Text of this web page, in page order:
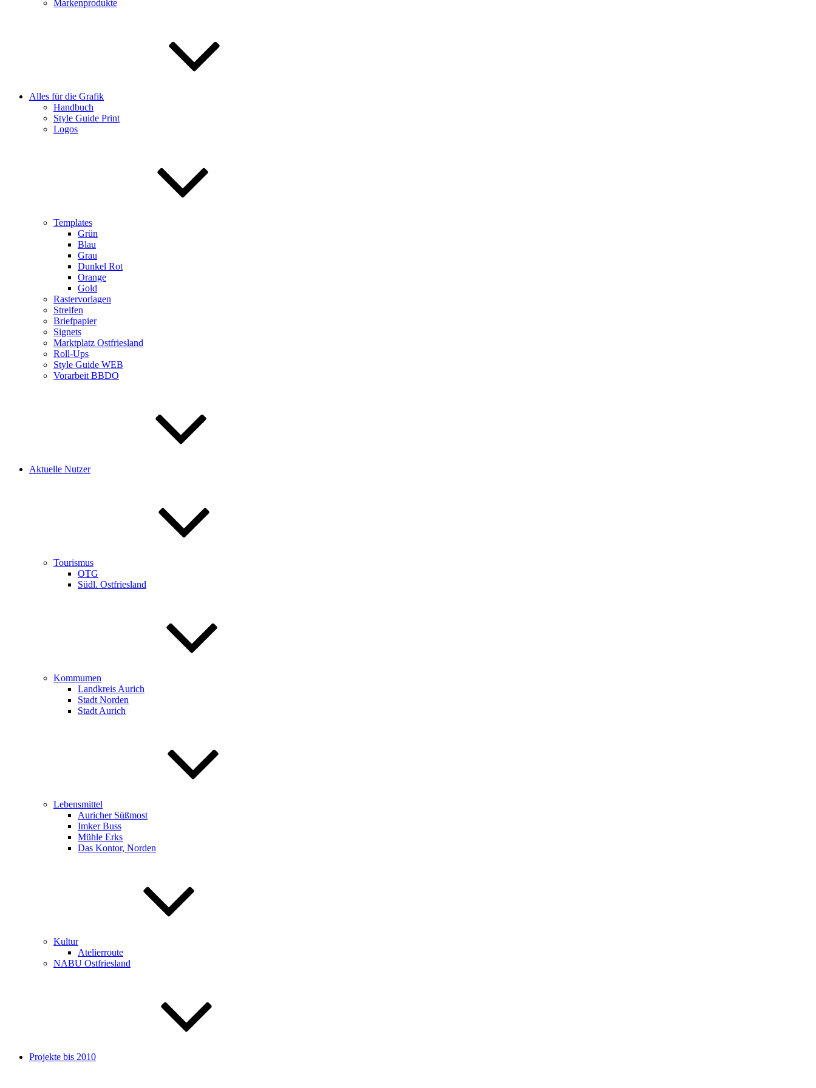
Markenprodukte
Alles für die Grafik
Handbuch
Style Guide Print
Logos
Templates
Grün
Blau
Grau
Dunkel Rot
Orange
Gold
Rastervorlagen
Streifen
Briefpapier
Signets
Marktplatz Ostfriesland
Roll-Ups
Style Guide WEB
Vorarbeit BBDO
Aktuelle Nutzer
Tourismus
OTG
Südl. Ostfriesland
Kommumen
Landkreis Aurich
Stadt Norden
Stadt Aurich
Lebensmittel
Auricher Süßmost
Imker Buss
Mühle Erks
Das Kontor, Norden
Kultur
Atelierroute
NABU Ostfriesland
Projekte bis 2010